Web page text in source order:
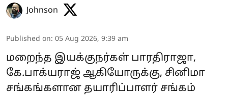
Johnson
Published on: 05 Aug 2026, 9:39 am
மறைந்த இயக்குநர்கள் பாரதிராஜா,
கே.பாக்யராஜ் ஆகியோருக்கு, சினிமா
சங்கங்களான தயாரிப்பாளர் சங்கம்